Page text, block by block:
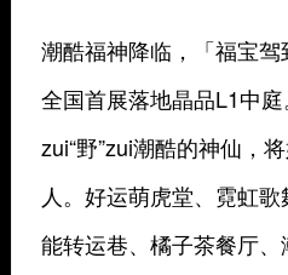
潮酷福神降临，「福宝
全国首展落地晶品L1中
zui“野”zui潮酷的神仙，
人。好运萌虎堂、霓虹
能转运巷、橘子茶餐厅